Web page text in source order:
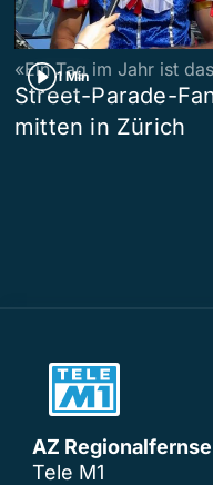
1 Min
«Ein Tag im Jahr ist
Street-Parade-
mitten in Zürich
AZ
Tele M1